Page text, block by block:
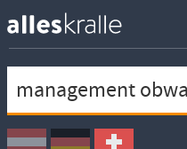
Ortssuche
Umkreissuche
Arbeitsform